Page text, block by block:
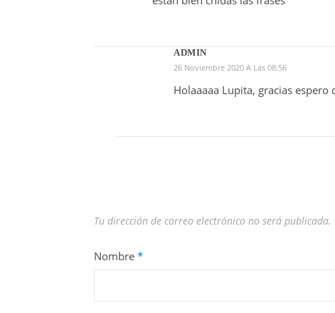
ADMIN
26 Noviembre 2020 A Las 08:56
Holaaaaa Lupita, gracias
Tu dirección de correo electrónico no será publicada.
Nombre *